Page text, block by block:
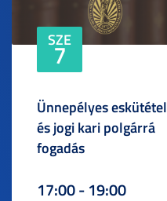
SZE
7
Ünnepélyes eskütétel
és jogi kari polgárrá
fogadás
17:00 - 19:00